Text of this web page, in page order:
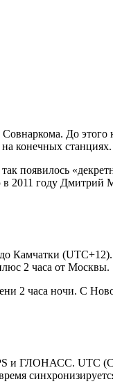
До
появилось
году
Камчатки
2 часа от Москвы.
часа ночи. С
и ГЛОНАСС. UTC